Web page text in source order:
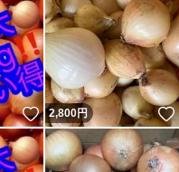
いいね！
2,800円